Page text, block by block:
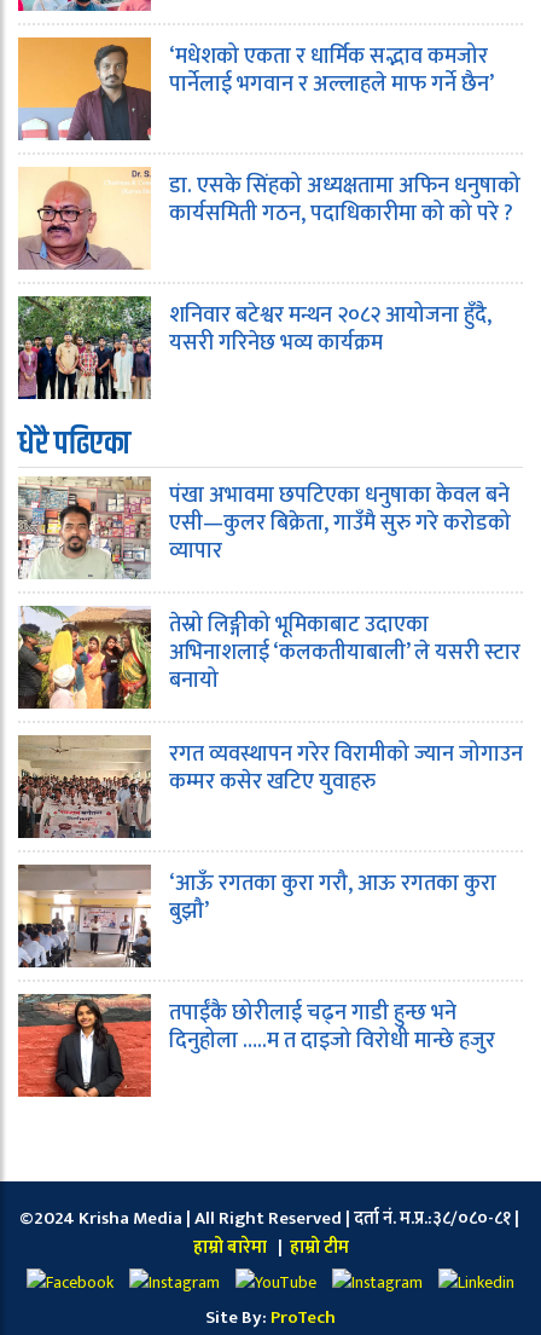
‘मधेशको एकता र धार्मिक सद्भाव कमजोर
पार्नेलाई भगवान र अल्लाहले माफ गर्ने छैन’
डा. एसके सिंहको अध्यक्षतामा अफिन धनुषाको
कार्यसमिती गठन, पदाधिकारीमा को को परे ?
शनिवार बटेश्वर मन्थन २०८२ आयोजना हुँदै,
यसरी गरिनेछ भव्य कार्यक्रम
धेरै पढिएका
पंखा अभावमा छपटिएका धनुषाका केवल बने
एसी—कुलर बिक्रेता, गाउँमै सुरु गरे करोडको
व्यापार
तेस्रो लिङ्गीको भूमिकाबाट उदाएका
अभिनाशलाई ‘कलकतीयाबाली’ ले यसरी स्टार
बनायो
रगत व्यवस्थापन गरेर विरामीको ज्यान जोगाउन
कम्मर कसेर खटिए युवाहरु
‘आऊँ रगतका कुरा गरौ, आऊ रगतका कुरा
बुझौ’
तपाईंकै छोरीलाई चढ्न गाडी हुन्छ भने
दिनुहोला …..म त दाइजो विरोधी मान्छे हजुर
©2024 Krisha Media | All Right Reserved | दर्ता नं. म.प्र.:३८/०८०-८१ |
हाम्रो बारेमा | हाम्रो टीम
Site By: ProTech